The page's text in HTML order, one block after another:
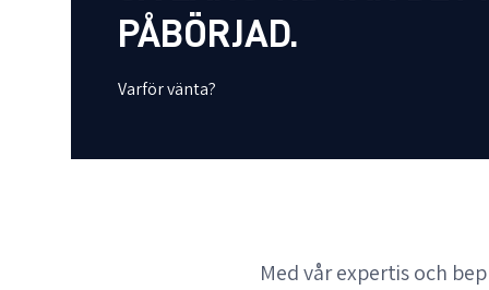
PÅBÖRJAD.
Varför vänta?
Med vår expertis och